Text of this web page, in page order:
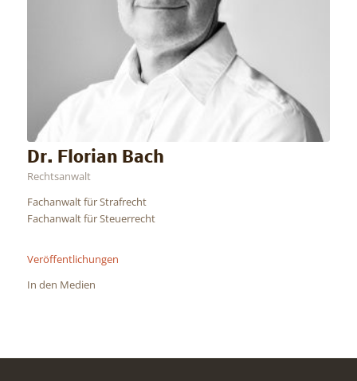
Dr. Florian Bach
Rechtsanwalt
Fachanwalt für Strafrecht
Fachanwalt für Steuerrecht
Veröffentlichungen
In den Medien